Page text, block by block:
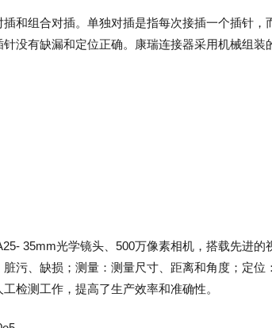
和组合对插。‌单独对插是指每次接插一个插针，‌
没有缺漏和定位正确。康瑞连接器采用机械组装
35mm光学镜头、500万像素相机，搭载先进的
污、缺损；测量：测量尺寸、距离和角度；定位
检测工作，提高了生产效率和准确性。